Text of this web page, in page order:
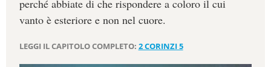
perché abbiate di che rispondere a coloro il cui
vanto è esteriore e non nel cuore.
LEGGI IL CAPITOLO COMPLETO: 2 CORINZI 5